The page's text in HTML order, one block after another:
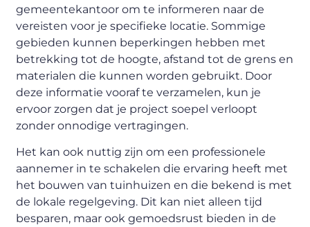
gemeentekantoor om te informeren naar de
vereisten voor je specifieke locatie. Sommige
gebieden kunnen beperkingen hebben met
betrekking tot de hoogte, afstand tot de grens en
materialen die kunnen worden gebruikt. Door
deze informatie vooraf te verzamelen, kun je
ervoor zorgen dat je project soepel verloopt
zonder onnodige vertragingen.
Het kan ook nuttig zijn om een professionele
aannemer in te schakelen die ervaring heeft met
het bouwen van tuinhuizen en die bekend is met
de lokale regelgeving. Dit kan niet alleen tijd
besparen, maar ook gemoedsrust bieden in de